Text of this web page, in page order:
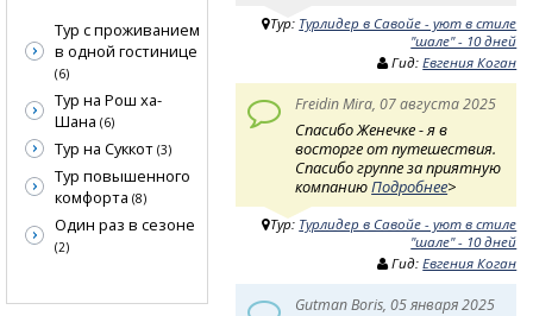
Тур: Турлидер в Савойе - уют в стиле
"шале" - 10 дней
Гид:Евгения Коган
Freidin Mira, 07 августа 2025
Спасибо Женечке - я в
восторге от путешествия.
Спасибо группе за приятную
компаниюПодробнее>
Тур: Турлидер в Савойе - уют в стиле
"шале" - 10 дней
Гид:Евгения Коган
Gutman Boris, 05 января 2025
Тур с проживанием
в одной гостинице
(6)
Тур на Рош ха-
Шана (6)
Тур на Суккот (3)
Тур повышенного
комфорта (8)
Один раз в сезоне
(2)